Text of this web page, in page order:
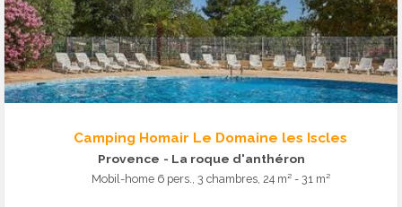
Camping Homair Le Domaine les Iscles
Provence - La roque d'anthéron
Mobil-home 6 pers., 3 chambres, 24 m² - 31 m²